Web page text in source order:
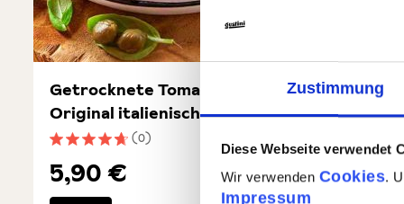
Zustimmung
Diese Webseite verwendet
Wir verwenden Cookies.
Impressum
Durchschnittliche Bewertung von 4.6 von 5 Sternen
(0)
Getrocknete Tomaten -
Original italienisch
5,90 €